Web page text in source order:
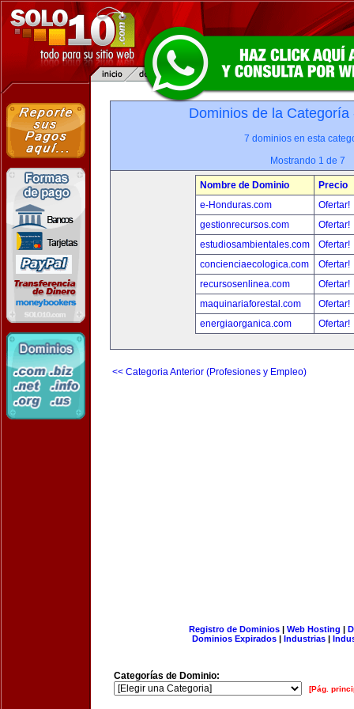
Dominios de la
7 dominios en esta
Mostrando 1 de 7
Nombre de Dominio
Precio
e-Honduras.com
Ofertar!
gestionrecursos.com
Ofertar!
estudiosambientales.com
Ofertar!
concienciaecologica.com
Ofertar!
recursosenlinea.com
Ofertar!
maquinariaforestal.com
Ofertar!
energiaorganica.com
Ofertar!
<< Categoria Anterior (Profesiones y Empleo)
Registro de Dominios| Web Hosting |
Dominios Expirados | Industrias |
Categorías de Dominio:
[Pág.